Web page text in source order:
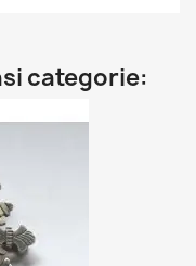
categorie: